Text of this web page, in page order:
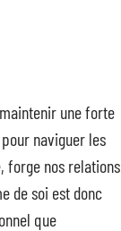
une forte
naviguer les
forge nos relations
de soi est donc
que